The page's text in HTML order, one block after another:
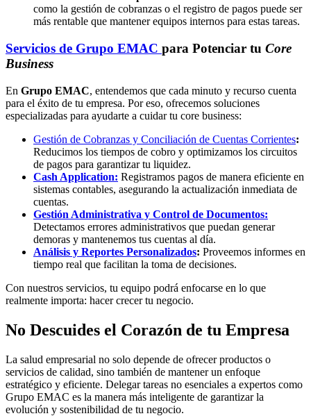
como la gestión de cobranzas o el registro de pagos puede ser
más rentable que mantener equipos internos para estas tareas.
Servicios de Grupo EMAC para Potenciar tu Core
Business
En Grupo EMAC, entendemos que cada minuto y recurso cuenta
para el éxito de tu empresa. Por eso, ofrecemos soluciones
especializadas para ayudarte a cuidar tu core business:
Gestión de Cobranzas y Conciliación de Cuentas Corrientes:
Reducimos los tiempos de cobro y optimizamos los circuitos
de pagos para garantizar tu liquidez.
Cash Application: Registramos pagos de manera eficiente en
sistemas contables, asegurando la actualización inmediata de
cuentas.
Gestión Administrativa y Control de Documentos:
Detectamos errores administrativos que puedan generar
demoras y mantenemos tus cuentas al día.
Análisis y Reportes Personalizados: Proveemos informes en
tiempo real que facilitan la toma de decisiones.
Con nuestros servicios, tu equipo podrá enfocarse en lo que
realmente importa: hacer crecer tu negocio.
No Descuides el Corazón de tu Empresa
La salud empresarial no solo depende de ofrecer productos o
servicios de calidad, sino también de mantener un enfoque
estratégico y eficiente. Delegar tareas no esenciales a expertos como
Grupo EMAC es la manera más inteligente de garantizar la
evolución y sostenibilidad de tu negocio.